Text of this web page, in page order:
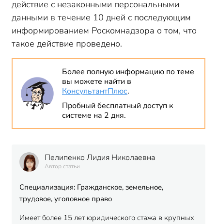
действие с незаконными персональными
данными в течение 10 дней с последующим
информированием Роскомнадзора о том, что
такое действие проведено.
Более полную информацию по теме
вы можете найти в
КонсультантПлюс.
Пробный бесплатный доступ к
системе на 2 дня.
Пелипенко Лидия Николаевна
Автор статьи
Специализация: Гражданское, земельное,
трудовое, уголовное право
Имеет более 15 лет юридического стажа в крупных